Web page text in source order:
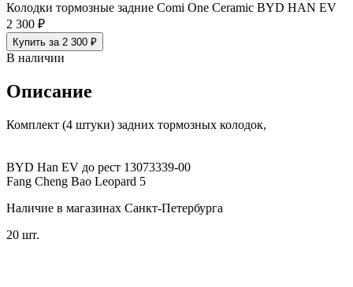
Колодки тормозные задние Comi One Ceramic BYD HAN EV
2 300 ₽
Купить за 2 300 ₽
В наличии
Описание
Комплект (4 штуки) задних тормозных колодок,
ВYD Наn ЕV дo рeст 13073339-00
Fang Cheng Bao Leopard 5
Наличие в магазинах Санкт-Петербурга
20 шт.